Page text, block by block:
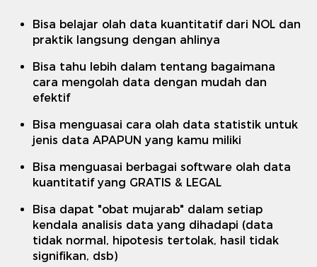
Bisa belajar olah data kuantitatif dari NOL dan
praktik langsung dengan ahlinya
Bisa tahu lebih dalam tentang bagaimana
cara mengolah data dengan mudah dan
efektif
Bisa menguasai cara olah data statistik untuk
jenis data APAPUN yang kamu miliki
Bisa menguasai berbagai software olah data
kuantitatif yang GRATIS & LEGAL
Bisa dapat "obat mujarab" dalam setiap
kendala analisis data yang dihadapi (data
tidak normal, hipotesis tertolak, hasil tidak
signifikan, dsb)